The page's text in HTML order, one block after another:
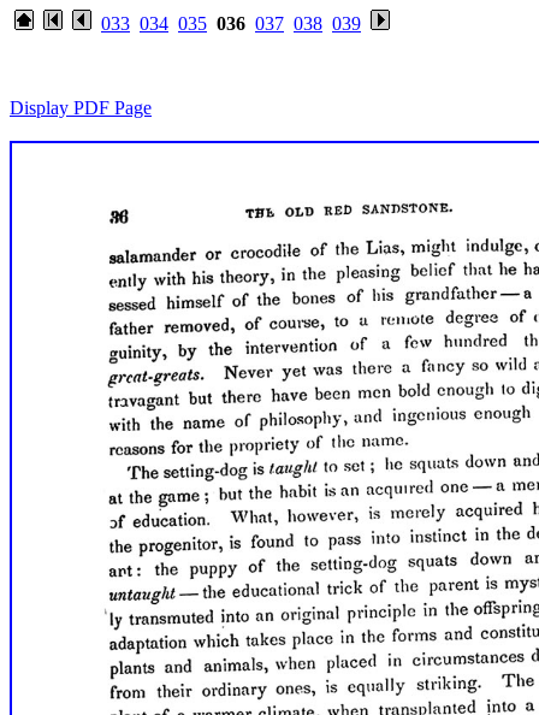
033 034 035 036 037 038 039
Display PDF Page